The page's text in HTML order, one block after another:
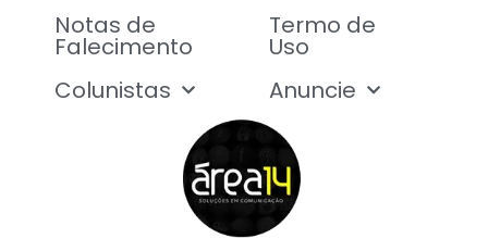
Notas de
Falecimento
Colunistas
Termo de
Uso
Anuncie